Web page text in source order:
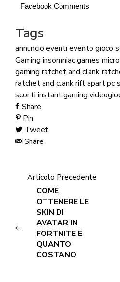
Facebook Comments
Tags
annuncio eventi evento gioco
Gaming insomniac games
gaming ratchet and clank
ratchet and clank rift apart pc
sconti instant gaming
Share
Pin
Tweet
Share
Articolo Precedente
COME
OTTENERE LE
SKIN DI
AVATAR IN
FORTNITE E
QUANTO
COSTANO